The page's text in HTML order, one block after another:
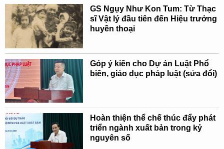
GS Ngụy Như Kon Tum: Từ Thạc
sĩ Vật lý đầu tiên đến Hiệu trưởng
huyền thoại
Góp ý kiến cho Dự án Luật Phổ
biến, giáo dục pháp luật (sửa đổi)
Hoàn thiện thể chế thúc đẩy phát
triển ngành xuất bản trong kỷ
nguyên số